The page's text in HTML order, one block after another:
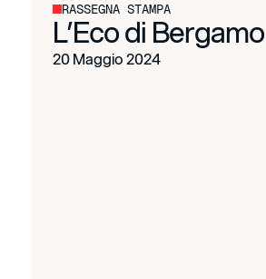
RASSEGNA STAMPA
L’Eco di Bergamo
20 Maggio 2024